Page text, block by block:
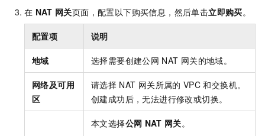
在 NAT 网关页面，配置以下购买信息，然后单击立即购买。
配置项 说明
地域 选择需要创建公网 NAT 网关的地域。
网络及可用
区
请选择 NAT 网关所属的 VPC 和交换机。
创建成功后，无法进行修改或切换。
本文选择公网 NAT 网关。